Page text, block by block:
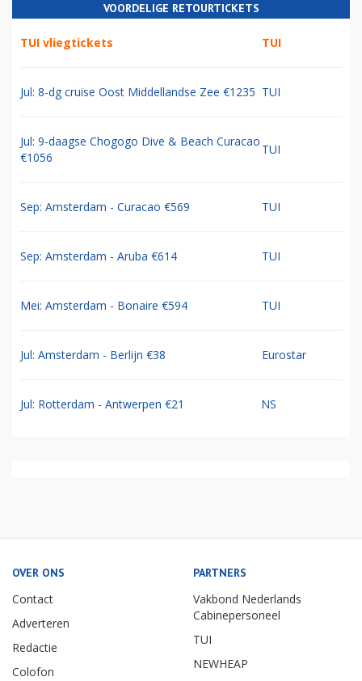
VOORDELIGE RETOURTICKETS
TUI vliegtickets TUI
Jul: 8-dg cruise Oost Middellandse Zee €1235 TUI
Jul: 9-daagse Chogogo Dive & Beach Curacao
€1056
TUI
Sep: Amsterdam - Curacao €569 TUI
Sep: Amsterdam - Aruba €614 TUI
Mei: Amsterdam - Bonaire €594 TUI
Jul: Amsterdam - Berlijn €38 Eurostar
Jul: Rotterdam - Antwerpen €21 NS
OVER ONS
Contact
Adverteren
Redactie
Colofon
PARTNERS
Vakbond Nederlands
Cabinepersoneel
TUI
NEWHEAP